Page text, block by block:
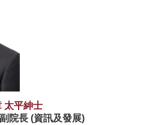
太平紳士
院長 (資訊及發展)